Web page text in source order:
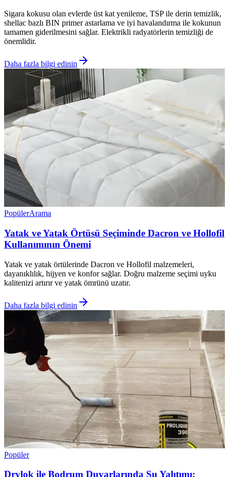
Sigara kokusu olan evlerde üst kat yenileme, TSP ile derin temizlik,
shellac bazlı BIN primer astarlama ve iyi havalandırma ile kokunun
tamamen giderilmesini sağlar. Elektrikli radyatörlerin temizliği de
önemlidir.
Daha fazla bilgi edinin
PopülerArama
Yatak ve Yatak Örtüsü Seçiminde Dacron ve Hollofil
Kullanımının Önemi
Yatak ve yatak örtülerinde Dacron ve Hollofil malzemeleri,
dayanıklılık, hijyen ve konfor sağlar. Doğru malzeme seçimi uyku
kalitenizi artırır ve yatak ömrünü uzatır.
Daha fazla bilgi edinin
Popüler
Drylok ile Bodrum Duvarlarında Su Yalıtımı: